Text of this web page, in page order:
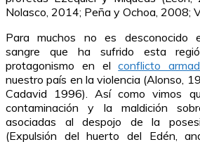
Nolasco, 2014; Peña y Ochoa, 2008;
Para muchos no es desconocido
sangre que ha sufrido esta
protagonismo en elconflicto
nuestro país en la violencia (Alonso,
Cadavid 1996). Así como vimos
contaminación y la maldición
asociadas al despojo de la
(Expulsión del huerto del Edén,